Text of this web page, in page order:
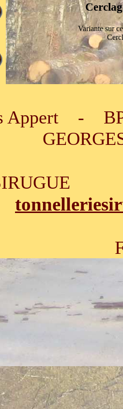
Variante sur
Appert -
Fax :